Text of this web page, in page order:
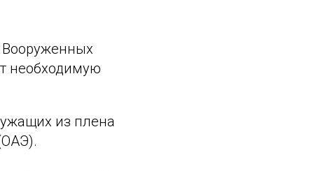
Вооруженных
необходимую
из плена